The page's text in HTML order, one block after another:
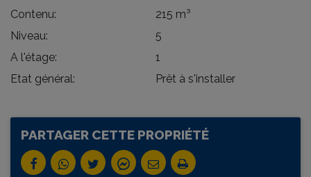
Contenu:
215 m³
Niveau:
5
A l'étage:
1
Etat général:
Prêt à s'installer
PARTAGER CETTE PROPRIÉTÉ